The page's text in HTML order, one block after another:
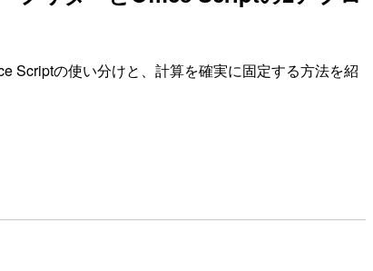
Scriptの使い分けと、計算を確実に固定する方法を紹